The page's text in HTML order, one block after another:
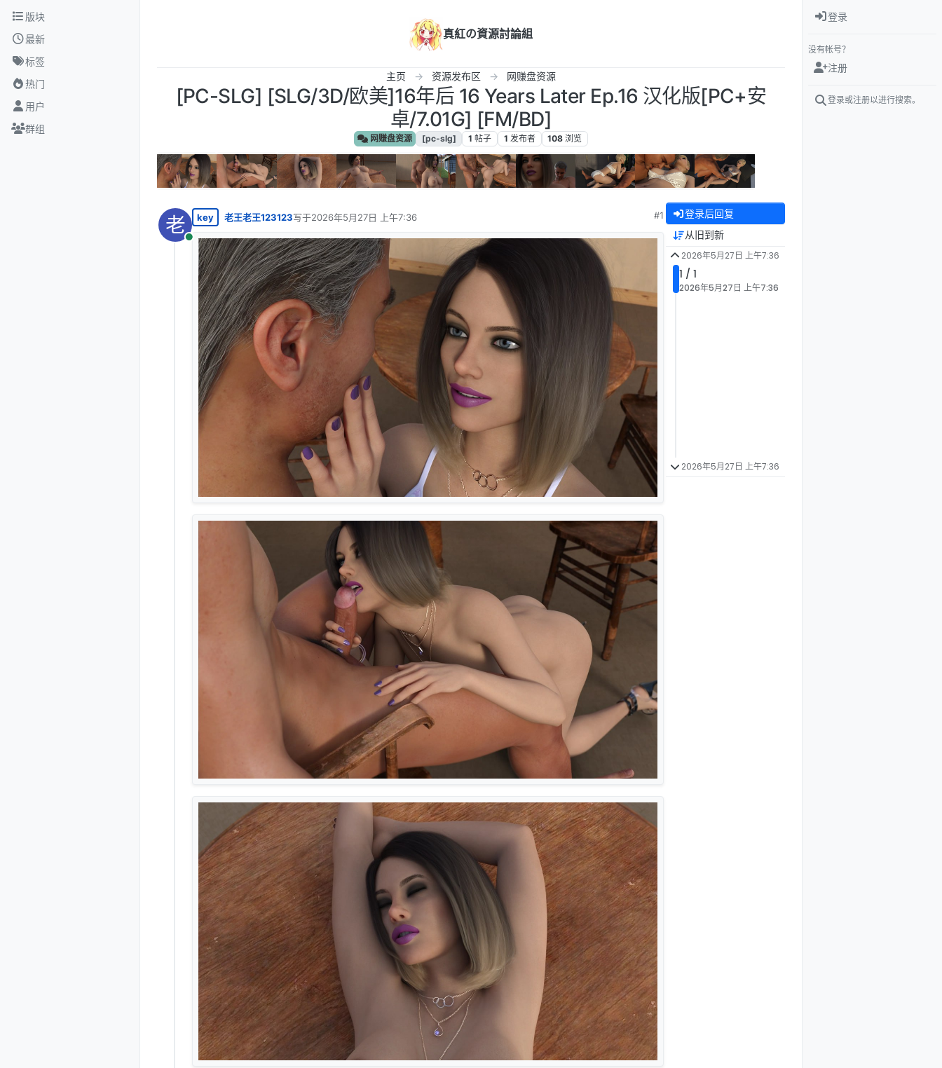
跳转至内容
版块
最新
标签
热门
用户
群组
真紅の資源討論組
主页 资源发布区 网赚盘资源
[PC-SLG] [SLG/3D/欧美]16年后 16 Years Later Ep.16 汉化版[PC+安
卓/7.01G] [FM/BD]
网赚盘资源 [pc-slg] 1 帖子 1 发布者 108 浏览
老
在线
key 老王老王123123写于2026年5月27日 上午7:36
最后由 编辑
#1 登录后回复
从旧到新
2026年5月27日 上午7:36
1 / 1
2026年5月27日 上午7:36
2026年5月27日 上午7:36
登录
没有帐号？
注册
登录或注册以进行搜索。